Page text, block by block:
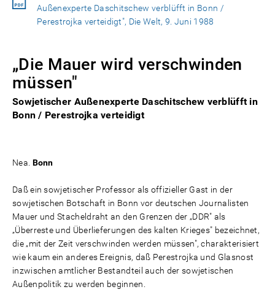
Außenexperte Daschitschew verblüfft in Bonn /
Perestrojka verteidigt", Die Welt, 9. Juni 1988
„Die Mauer wird verschwinden
müssen"
Sowjetischer Außenexperte Daschitschew verblüfft in
Bonn / Perestrojka verteidigt
Nea. Bonn
Daß ein sowjetischer Professor als offizieller Gast in der
sowjetischen Botschaft in Bonn vor deutschen Journalisten
Mauer und Stacheldraht an den Grenzen der „DDR" als
„Überreste und Überlieferungen des kalten Krieges" bezeichnet,
die „mit der Zeit verschwinden werden müssen", charakterisiert
wie kaum ein anderes Ereignis, daß Perestrojka und Glasnost
inzwischen amtlicher Bestandteil auch der sowjetischen
Außenpolitik zu werden beginnen.